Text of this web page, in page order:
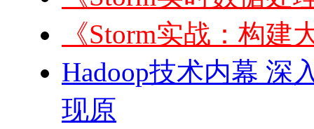
《Storm实战：构
Hadoop技术内幕 深
现原